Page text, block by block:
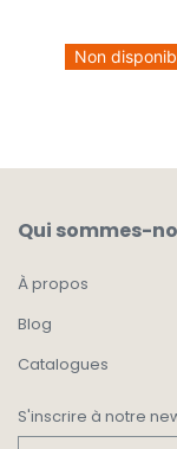
Non
Qui sommes-
À propos
Blog
Catalogues
S'inscrire à notre